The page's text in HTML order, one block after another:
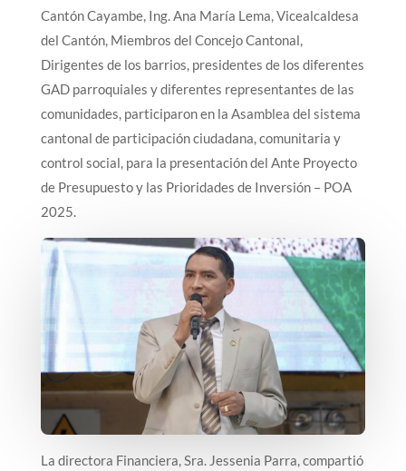
Cantón Cayambe, Ing. Ana María Lema, Vicealcaldesa
del Cantón, Miembros del Concejo Cantonal,
Dirigentes de los barrios, presidentes de los diferentes
GAD parroquiales y diferentes representantes de las
comunidades, participaron en la Asamblea del sistema
cantonal de participación ciudadana, comunitaria y
control social, para la presentación del Ante Proyecto
de Presupuesto y las Prioridades de Inversión – POA
2025.
La directora Financiera, Sra. Jessenia Parra, compartió